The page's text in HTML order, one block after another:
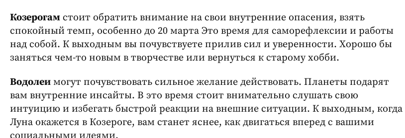
Козерогам стоит обратить внимание на свои внутренние опасения, взять
спокойный темп, особенно до 20 марта Это время для саморефлексии и работы
над собой. К выходным вы почувствуете прилив сил и уверенности. Хорошо бы
заняться чем-то новым в творчестве или вернуться к старому хобби.
Водолеи могут почувствовать сильное желание действовать. Планеты подарят
вам внутренние инсайты. В это время стоит внимательно слушать свою
интуицию и избегать быстрой реакции на внешние ситуации. К выходным, когда
Луна окажется в Козероге, вам станет яснее, как двигаться вперед с вашими